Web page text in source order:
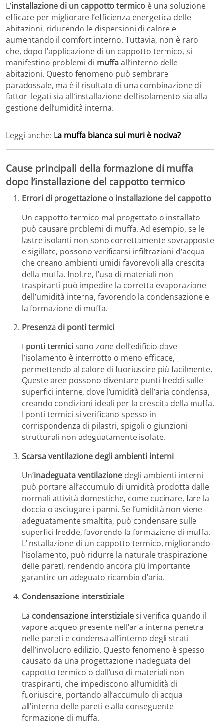
L’installazione di un cappotto termico è una soluzione
efficace per migliorare l’efficienza energetica delle
abitazioni, riducendo le dispersioni di calore e
aumentando il comfort interno. Tuttavia, non è raro
che, dopo l’applicazione di un cappotto termico, si
manifestino problemi di muffaall’interno delle
abitazioni. Questo fenomeno può sembrare
paradossale, ma è il risultato di una combinazione di
fattori legati sia all’installazione dell’isolamento sia alla
gestione dell’umidità interna.
Leggi anche: La muffa bianca sui muri è nociva?
Cause principali della formazione di muffa
dopo l’installazione del cappotto termico
Errori di progettazione o installazione del cappotto
Un cappotto termico mal progettato o installato
può causare problemi di muffa. Ad esempio, se le
lastre isolanti non sono correttamente sovrapposte
e sigillate, possono verificarsi infiltrazioni d’acqua
che creano ambienti umidi favorevoli alla crescita
della muffa. Inoltre, l’uso di materiali non
traspiranti può impedire la corretta evaporazione
dell’umidità interna, favorendo la condensazione e
la formazione di muffa.
Presenza di ponti termici
I ponti termicisono zone dell’edificio dove
l’isolamento è interrotto o meno efficace,
permettendo al calore di fuoriuscire più facilmente.
Queste aree possono diventare punti freddi sulle
superfici interne, dove l’umidità dell’aria condensa,
creando condizioni ideali per la crescita della muffa.
I ponti termici si verificano spesso in
corrispondenza di pilastri, spigoli o giunzioni
strutturali non adeguatamente isolate.
Scarsa ventilazione degli ambienti interni
Un’inadeguata ventilazione degli ambienti interni
può portare all’accumulo di umidità prodotta dalle
normali attività domestiche, come cucinare, fare la
doccia o asciugare i panni. Se l’umidità non viene
adeguatamente smaltita, può condensare sulle
superfici fredde, favorendo la formazione di muffa.
L’installazione di un cappotto termico, migliorando
l’isolamento, può ridurre la naturale traspirazione
delle pareti, rendendo ancora più importante
garantire un adeguato ricambio d’aria.
Condensazione interstiziale
La condensazione interstizialesi verifica quando il
vapore acqueo presente nell’aria interna penetra
nelle pareti e condensa all’interno degli strati
dell’involucro edilizio. Questo fenomeno è spesso
causato da una progettazione inadeguata del
cappotto termico o dall’uso di materiali non
traspiranti, che impediscono all’umidità di
fuoriuscire, portando all’accumulo di acqua
all’interno delle pareti e alla conseguente
formazione di muffa.